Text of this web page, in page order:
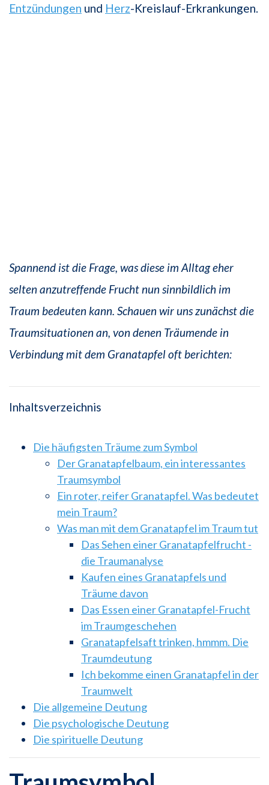
Entzündungen und Herz-Kreislauf-Erkrankungen.
Spannend ist die Frage, was diese im Alltag eher
selten anzutreffende Frucht nun sinnbildlich im
Traum bedeuten kann. Schauen wir uns zunächst die
Traumsituationen an, von denen Träumende in
Verbindung mit dem Granatapfel oft berichten:
Inhaltsverzeichnis
Die häufigsten Träume zum Symbol
Der Granatapfelbaum, ein interessantes
Traumsymbol
Ein roter, reifer Granatapfel. Was bedeutet
mein Traum?
Was man mit dem Granatapfel im Traum tut
Das Sehen einer Granatapfelfrucht -
die Traumanalyse
Kaufen eines Granatapfels und
Träume davon
Das Essen einer Granatapfel-Frucht
im Traumgeschehen
Granatapfelsaft trinken, hmmm. Die
Traumdeutung
Ich bekomme einen Granatapfel in der
Traumwelt
Die allgemeine Deutung
Die psychologische Deutung
Die spirituelle Deutung